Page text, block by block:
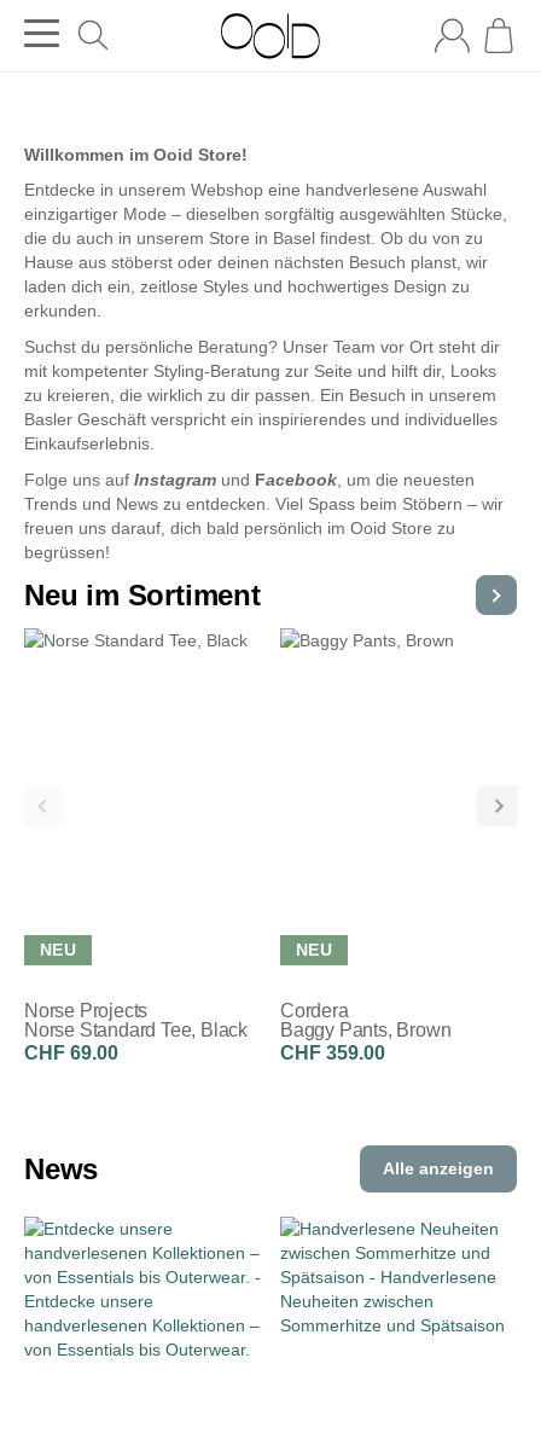
Willkommen im Ooid Store!
Entdecke in unserem Webshop eine handverlesene Auswahl
einzigartiger Mode – dieselben sorgfältig ausgewählten Stücke,
die du auch in unserem Store in Basel findest. Ob du von zu
Hause aus stöberst oder deinen nächsten Besuch planst, wir
laden dich ein, zeitlose Styles und hochwertiges Design zu
erkunden.
Suchst du persönliche Beratung? Unser Team vor Ort steht dir
mit kompetenter Styling-Beratung zur Seite und hilft dir, Looks
zu kreieren, die wirklich zu dir passen. Ein Besuch in unserem
Basler Geschäft verspricht ein inspirierendes und individuelles
Einkaufserlebnis.
Folge uns auf Instagram und Facebook , um die neuesten
Trends und News zu entdecken. Viel Spass beim Stöbern – wir
freuen uns darauf, dich bald persönlich im Ooid Store zu
begrüssen!
Neu im Sortiment Alle
NEU
Norse Projects
Norse Standard Tee, Black
CHF 69.00
NEU
Cordera
Baggy Pants, Brown
CHF 359.00
News Alle anzeigen